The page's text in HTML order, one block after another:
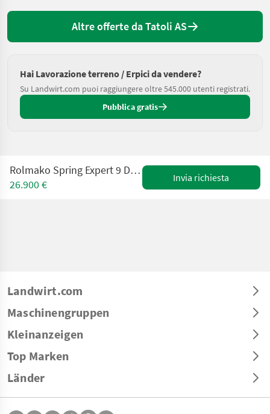
Altre offerte da Tatoli AS
Hai Lavorazione terreno / Erpici da vendere?
Su Landwirt.com puoi raggiungere oltre 545.000 utenti registrati.
Pubblica gratis
Rolmako Spring Expert 9 DEMO NUGARULL PÕLLUÄKE ROLMAKO S
26.900 €
Invia richiesta
Landwirt.com
Maschinengruppen
Kleinanzeigen
Top Marken
Länder